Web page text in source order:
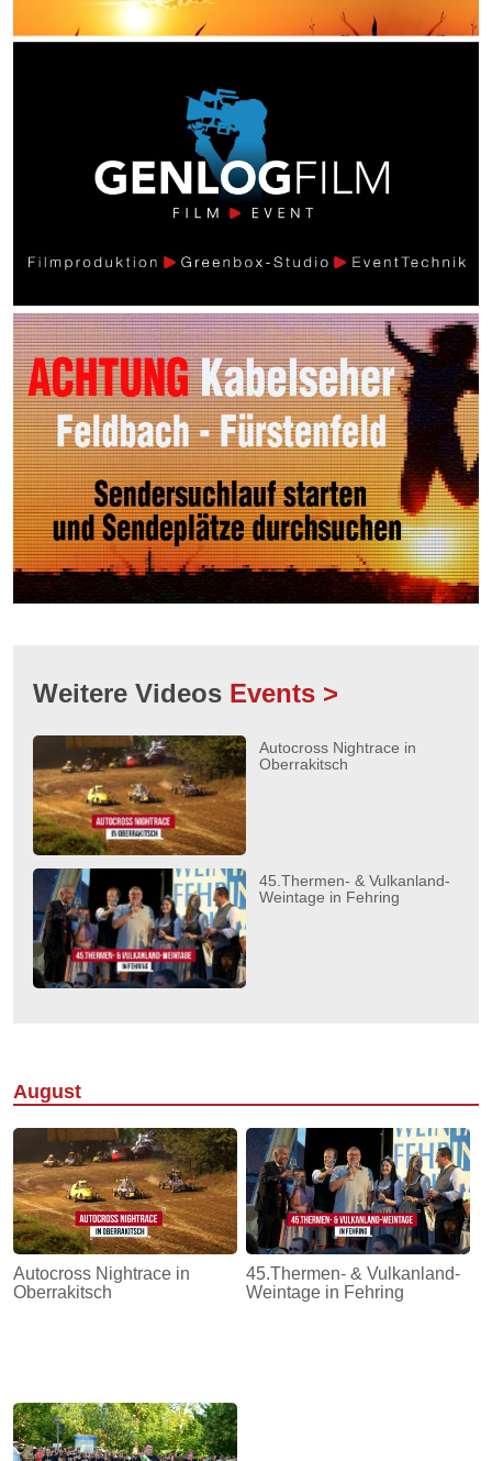
Weitere Videos Events >
Autocross Nightrace in
Oberrakitsch
45.Thermen- & Vulkanland-
Weintage in Fehring
August
Autocross Nightrace in
Oberrakitsch
45.Thermen- & Vulkanland-
Weintage in Fehring